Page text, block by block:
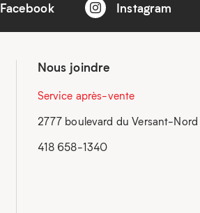
Facebook Instagram
Nous joindre
Service après-vente
2777 boulevard du Versant-Nord
418 658-1340